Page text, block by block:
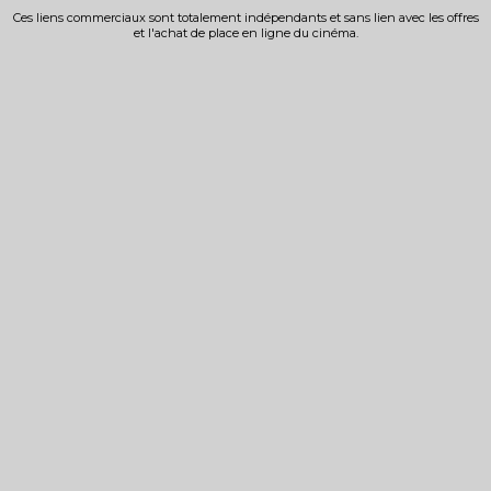
Ces liens commerciaux sont totalement indépendants et sans lien avec les offres
et l'achat de place en ligne du cinéma.